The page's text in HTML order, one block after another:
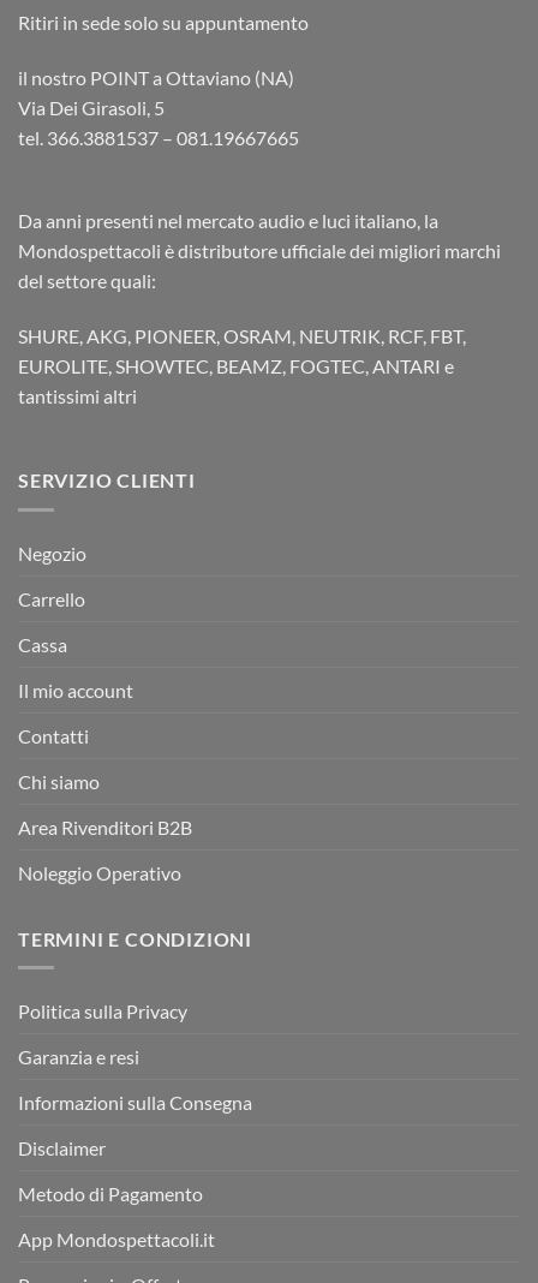
Ritiri in sede solo su appuntamento
il nostro POINT a Ottaviano (NA)
Via Dei Girasoli, 5
tel. 366.3881537 – 081.19667665
Da anni presenti nel mercato audio e luci italiano, la
Mondospettacoli è distributore ufficiale dei migliori marchi
del settore quali:
SHURE, AKG, PIONEER, OSRAM, NEUTRIK, RCF, FBT,
EUROLITE, SHOWTEC, BEAMZ, FOGTEC, ANTARI e
tantissimi altri
SERVIZIO CLIENTI
Negozio
Carrello
Cassa
Il mio account
Contatti
Chi siamo
Area Rivenditori B2B
Noleggio Operativo
TERMINI E CONDIZIONI
Politica sulla Privacy
Garanzia e resi
Informazioni sulla Consegna
Disclaimer
Metodo di Pagamento
App Mondospettacoli.it